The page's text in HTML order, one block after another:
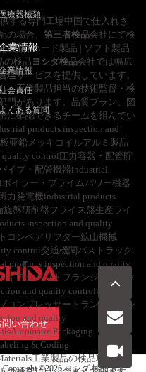
する専門工場中国で仕入れさ
の場合、 第三者検品会社にて検
製品 | ハード製品 | ソフト製品 |
の検品 ヨシダ検品会社では幅広
理サービスを提供しています。
、工業製品担当の技術監督・検
門があります。品質プラン、図
に確認できるチームを組んでい
products inspection and
亜鉛メッキコイルアルミ製品
quality control圧力容器・配管貯
イプ・配管機器industrial
イラー・プライムパワー機器
力発電機industrial products
盤研削盤フライス盤生産ライ
inspection and quality
コンベアリフター鉱山機械
control交通機関バストラック
products inspection and quality
ギアシャフトフランジシャック
and quality controlポンプ・
コンプレッサートランスミッシ
and quality
Packaging
& Coding
工業製品の検品項目ヨシ
療器械類
業情報
業情報
会責任
くある質問
問い合わせ
Copyright ©2026ヨシダ 検品All